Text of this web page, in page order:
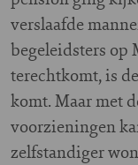
verslaafde
begeleidsters op
terechtkomt, is
komt. Maar met
voorzieningen
zelfstandiger